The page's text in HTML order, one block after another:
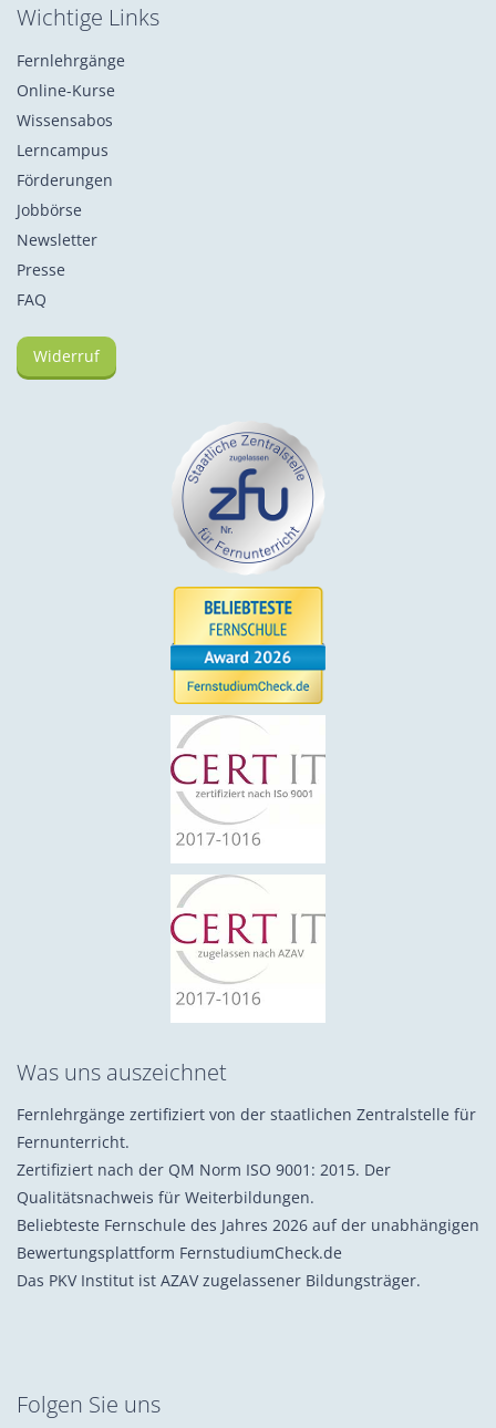
Wichtige Links
Fernlehrgänge
Online-Kurse
Wissensabos
Lerncampus
Förderungen
Jobbörse
Newsletter
Presse
FAQ
Widerruf
Was uns auszeichnet
Fernlehrgänge zertifiziert von der staatlichen Zentralstelle für
Fernunterricht.
Zertifiziert nach der QM Norm ISO 9001: 2015. Der
Qualitätsnachweis für Weiterbildungen.
Beliebteste Fernschule des Jahres 2026 auf der unabhängigen
Bewertungsplattform FernstudiumCheck.de
Das PKV Institut ist AZAV zugelassener Bildungsträger.
Folgen Sie uns